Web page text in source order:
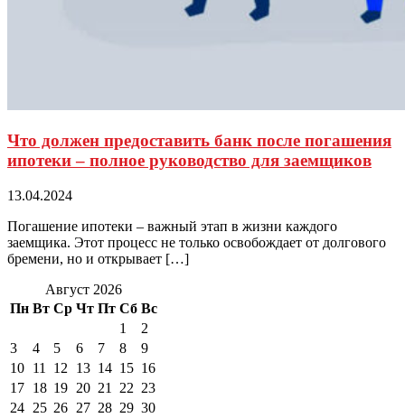
Что должен предоставить банк после погашения
ипотеки – полное руководство для заемщиков
13.04.2024
Погашение ипотеки – важный этап в жизни каждого
заемщика. Этот процесс не только освобождает от долгового
бремени, но и открывает […]
Август 2026
Пн Вт Ср Чт Пт Сб Вс
1
2
3
4 5 6 7 8
9
10 11 12 13 14 15 16
17 18 19 20 21 22 23
24 25 26 27 28 29 30